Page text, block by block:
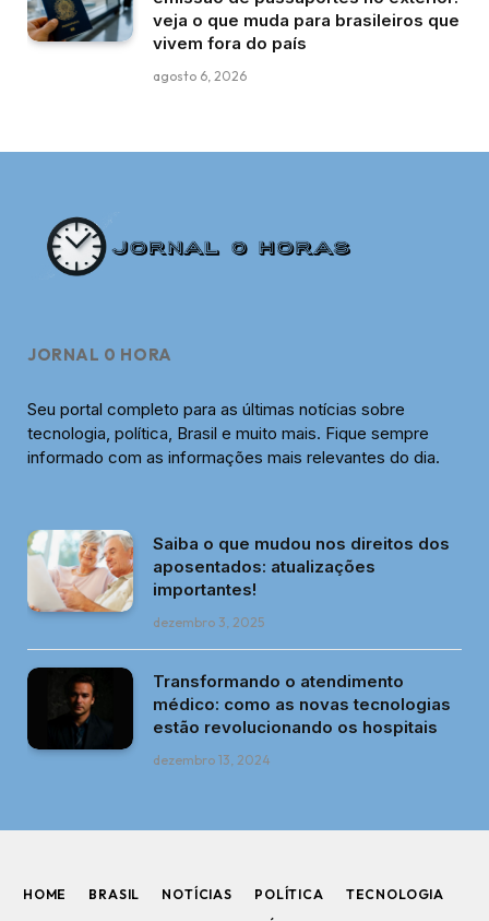
veja o que muda para brasileiros que
vivem fora do país
agosto 6, 2026
JORNAL 0 HORA
Seu portal completo para as últimas notícias sobre
tecnologia, política, Brasil e muito mais. Fique sempre
informado com as informações mais relevantes do dia.
Saiba o que mudou nos direitos dos
aposentados: atualizações
importantes!
dezembro 3, 2025
Transformando o atendimento
médico: como as novas tecnologias
estão revolucionando os hospitais
dezembro 13, 2024
HOME BRASIL NOTÍCIAS POLÍTICA
TECNOLOGIA